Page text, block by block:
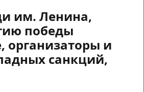
им. Ленина,
победы
организаторы и
санкций,